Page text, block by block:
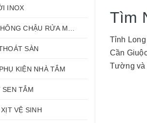
Tìm
Tỉnh
Cần
Tường và
INOX
SÀN
KIỆN NHÀ TẮM
SEN TẮM
VỆ SINH